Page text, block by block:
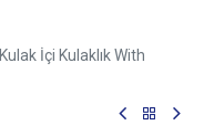
İçi Kulaklık With